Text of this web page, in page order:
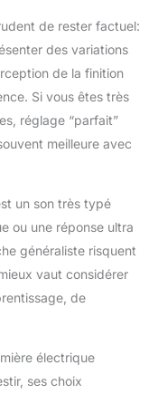
de rester factuel:
des variations
de la finition
Si vous êtes très
réglage “parfait”
meilleure avec
un son très typé
ou une réponse ultra
généraliste risquent
vaut considérer
de
électrique
ses choix